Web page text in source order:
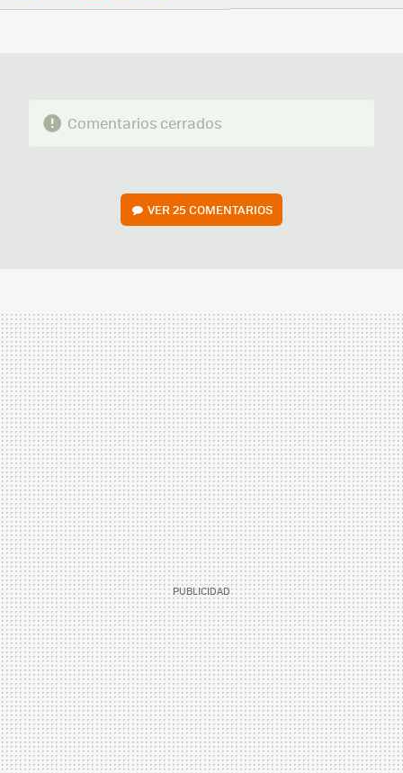
FACEBOOK
TWITTERFLIPBOARD
E-
WHATSAPP
Comentarios cerrados
VER25 COMENTARIOS